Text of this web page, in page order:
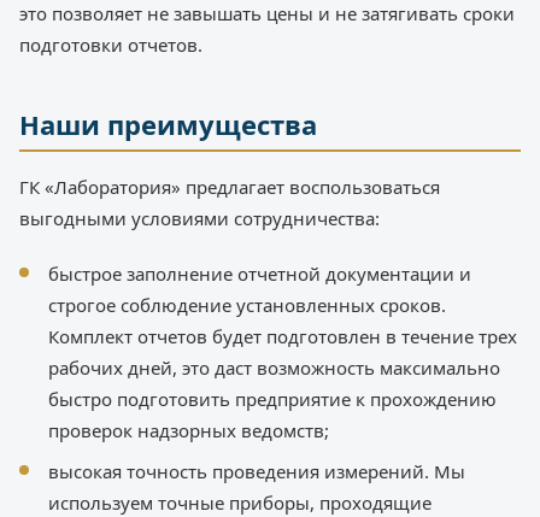
это позволяет не завышать цены и не затягивать сроки
подготовки отчетов.
Наши преимущества
ГК «Лаборатория» предлагает воспользоваться
выгодными условиями сотрудничества:
быстрое заполнение отчетной документации и
строгое соблюдение установленных сроков.
Комплект отчетов будет подготовлен в течение трех
рабочих дней, это даст возможность максимально
быстро подготовить предприятие к прохождению
проверок надзорных ведомств;
высокая точность проведения измерений. Мы
используем точные приборы, проходящие